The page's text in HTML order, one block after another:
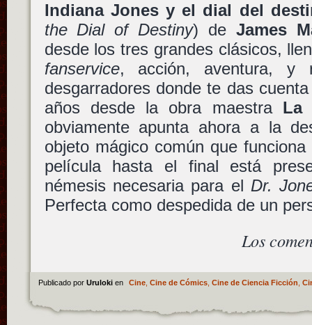
Indiana Jones y el dial del
the Dial of Destiny) de James
desde los tres grandes clásicos,
fanservice, acción, aventura, y
desgarradores donde te das
años desde la obra maestra La
obviamente apunta ahora a la
objeto mágico común que
película hasta el final está
némesis necesaria para el Dr.
Perfecta como despedida de un
Los
Publicado por Uruloki en Cine, Cine de Cómics, Cine de Ciencia Ficción